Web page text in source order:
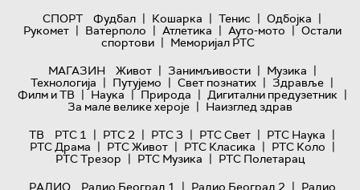
СПОРТ
Фудбал | Кошарка | Тенис | Одбојка |
Рукомет | Ватерполо | Атлетика | Ауто-мото | Остали
спортови | Меморијал РТС
МАГАЗИН
Живот | Занимљивости | Музика |
Технологијa | Путујемо | Свет познатих | Здравље |
Филм и ТВ | Наука | Природа | Дигитални предузетник |
За мале велике хероје | Наизглед здрав
ТВ
РТС 1 | РТС 2 | РТС 3 | РТС Свет | РТС Наука |
РТС Драма | РТС Живот | РТС Класика | РТС Коло |
РТС Трезор | РТС Музика | РТС Полетарац